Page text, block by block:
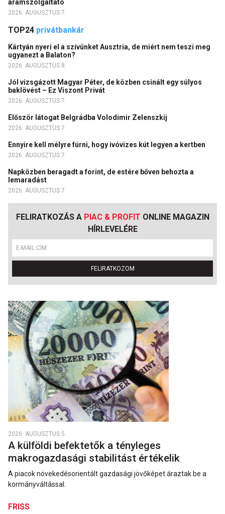
áramszolgáltató
2026. AUGUSZTUS 7.
TOP24 privátbankár
Kártyán nyeri el a szívünket Ausztria, de miért nem teszi meg
ugyanezt a Balaton?
2026. AUGUSZTUS 8.
Jól vizsgázott Magyar Péter, de közben csinált egy súlyos
baklövést – Ez Viszont Privát
2026. AUGUSZTUS 7.
Először látogat Belgrádba Volodimir Zelenszkij
2026. AUGUSZTUS 7.
Ennyire kell mélyre fúrni, hogy ivóvizes kút legyen a kertben
2026. AUGUSZTUS 7.
Napközben beragadt a forint, de estére bőven behozta a
lemaradást
2026. AUGUSZTUS 7.
FELIRATKOZÁS A PIAC & PROFIT ONLINE MAGAZIN
HÍRLEVELÉRE
FELIRATKOZOM
2026. AUGUSZTUS 5.
A külföldi befektetők a tényleges
makrogazdasági stabilitást értékelik
A piacok növekedésorientált gazdasági jövőképet áraztak be a
kormányváltással.
FRISS